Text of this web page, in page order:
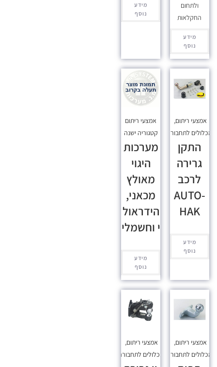
ולתחום
החקלאות
מידע
נוסף
מידע
נוסף
אמצעי ריתום,
מכלולים לתחבורה
התקן
גרירה
לרכב
AUTO-
HAK
מידע
נוסף
אמצעי ריתום
קטגוריה ישנה
מערכות
היגוי
מאולץ
מכאני,
הידראול
י וחשמלי
מידע
נוסף
אמצעי ריתום,
מכלולים לתחבורה
אמצעי ריתום,
מכלולים לתחבורה